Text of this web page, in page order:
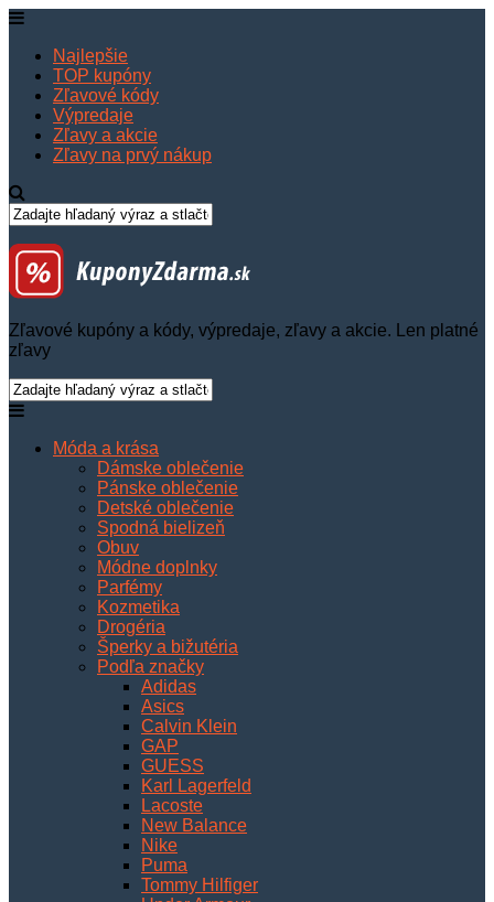
Najlepšie
TOP kupóny
Zľavové kódy
Výpredaje
Zľavy a akcie
Zľavy na prvý nákup
Zľavové kupóny a kódy, výpredaje, zľavy a akcie. Len platné
zľavy
Móda a krása
Dámske oblečenie
Pánske oblečenie
Detské oblečenie
Spodná bielizeň
Obuv
Módne doplnky
Parfémy
Kozmetika
Drogéria
Šperky a bižutéria
Podľa značky
Adidas
Asics
Calvin Klein
GAP
GUESS
Karl Lagerfeld
Lacoste
New Balance
Nike
Puma
Tommy Hilfiger